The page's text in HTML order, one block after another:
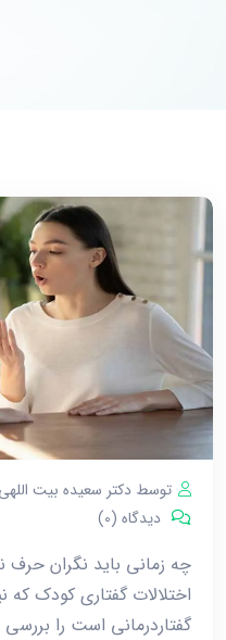
توسط دکتر سعیده بیت اللهی
دیدگاه (0)
چه زمانی باید نگران
اختلالات گفتاری کودک که
گفتاردرمانی است را